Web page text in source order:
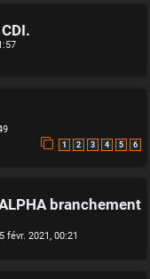
1 2 3 4 5 6
branchement
févr. 2021, 00:21